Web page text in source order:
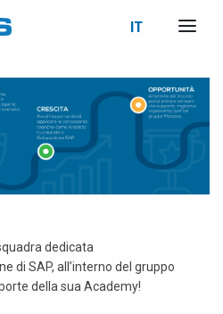
Italiano
Français
(Japanese)
(Chinese)
IT
dedicata
di SAP, all’interno del gruppo
della sua Academy!